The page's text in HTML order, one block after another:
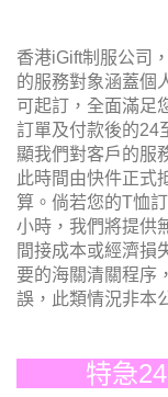
香港iGift制服公司
的服務對象涵蓋個
可起訂，全面滿足
訂單及付款後的24
顯我們對客戶的服
此時間由快件正式
算。倘若您的T恤
小時，我們將提供
間接成本或經濟損
要的海關清關程序
誤，此類情況非本
特急24-